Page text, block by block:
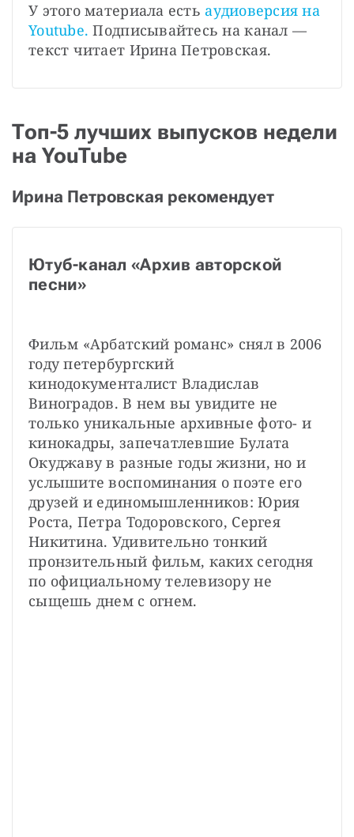
У этого материала есть аудиоверсия на
Youtube. Подписывайтесь на канал —
текст читает Ирина Петровская.
Топ-5 лучших выпусков недели
на YouTube
Ирина Петровская рекомендует
Ютуб-канал «Архив авторской
песни»
Фильм «Арбатский романс» снял в 2006
году петербургский
кинодокументалист Владислав
Виноградов. В нем вы увидите не
только уникальные архивные фото- и
кинокадры, запечатлевшие Булата
Окуджаву в разные годы жизни, но и
услышите воспоминания о поэте его
друзей и единомышленников: Юрия
Роста, Петра Тодоровского, Сергея
Никитина. Удивительно тонкий
пронзительный фильм, каких сегодня
по официальному телевизору не
сыщешь днем с огнем.